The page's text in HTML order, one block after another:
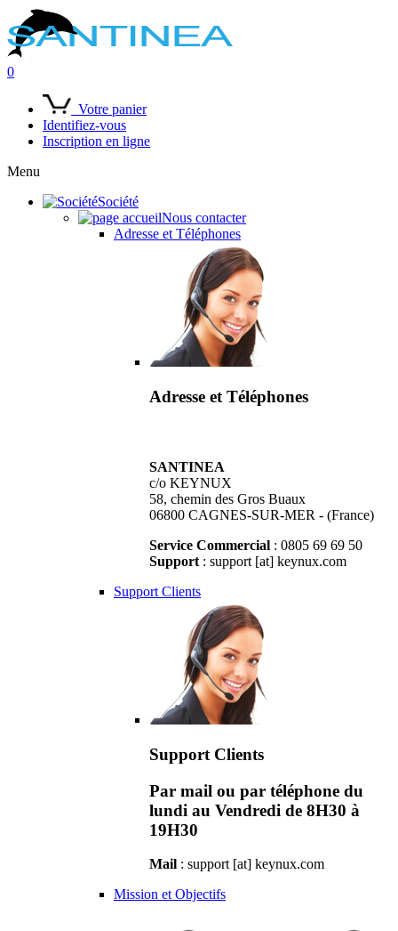
0
Votre panier
Identifiez-vous
Inscription en ligne
Menu
Société
Nous contacter
Adresse et Téléphones
Adresse et Téléphones
SANTINEA
c/o KEYNUX
58, chemin des Gros Buaux
06800 CAGNES-SUR-MER - (France)
Service Commercial : 0805 69 69 50
Support : support [at] keynux.com
Support Clients
Support Clients
Par mail ou par téléphone du
lundi au Vendredi de 8H30 à
19H30
Mail : support [at] keynux.com
Mission et Objectifs